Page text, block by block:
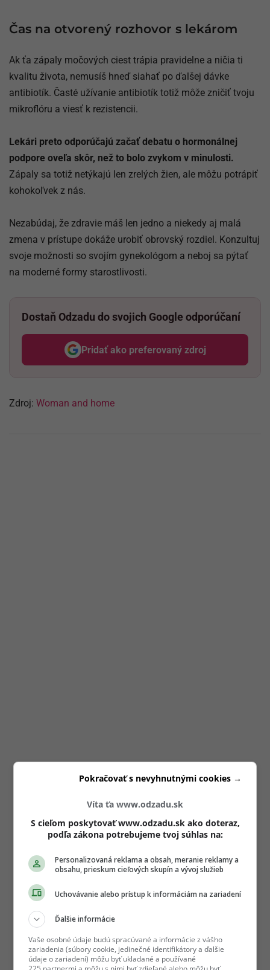
Čas na otvorený rozhovor s lekárom
Ak ťa zápaly močových ciest trápia pravidelne a ničia ti
kvalitu života, nemusíš hneď siahať po ďalšej dávke
antibiotík. Časté užívanie antibiotík totiž môže zničiť tvoju
mikroflóru a viesť k rezistencii.
Lekári preto odporúčajú začať debatu o hormonálnej
podpore oveľa skôr, než to bolo zvykom v minulosti.
Zápaly sa totiž netýkajú len zrelých žien, ale môžu potrápiť
kohokoľvek z nás.
Nezabúdaj, že zdravie máš len jedno a niekedy aj malá
zmena v prístupe dokáže urobiť obrovský rozdiel. Konzultuj
svoje možnosti so svojím gynekológom a neboj sa pýtať
na moderné formy starostlivosti.
Dostaň Odzadu do svojich Google odporúčaní
Pridať ako preferovaný zdroj
Odzadu, odkaz sa otvorí v
Zdroj: Woman and home
Víta ťa www.odzadu.sk
S cieľom poskytovať www.odzadu.sk ako doteraz,
podľa zákona potrebujeme tvoj súhlas na:
Personalizovaná reklama a obsah, meranie reklamy a
obsahu, prieskum cieľových skupín a vývoj služieb
Uchovávanie alebo prístup k informáciám na zariadení
Ďalšie informácie
Vaše osobné údaje budú spracúvané a informácie z vášho
zariadenia (súbory cookie, jedinečné identifikátory a ďalšie
údaje o zariadení) môžu byť ukladané a používané
Pokračovať s nevyhnutnými cookies →